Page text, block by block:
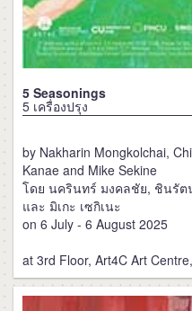
5 Seasonings
5 เครื่องปรุง
by Nakharin Mongkolchai,
Kanae and Mike Sekine
โดย นครินทร์ มงคลชัย, ชินรัต
และ มิเกะ เซกิเนะ
on 6 July - 6 August 2025
at 3rd Floor, Art4C Art